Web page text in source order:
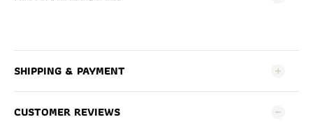
SHIPPING & PAYMENT
CUSTOMER REVIEWS